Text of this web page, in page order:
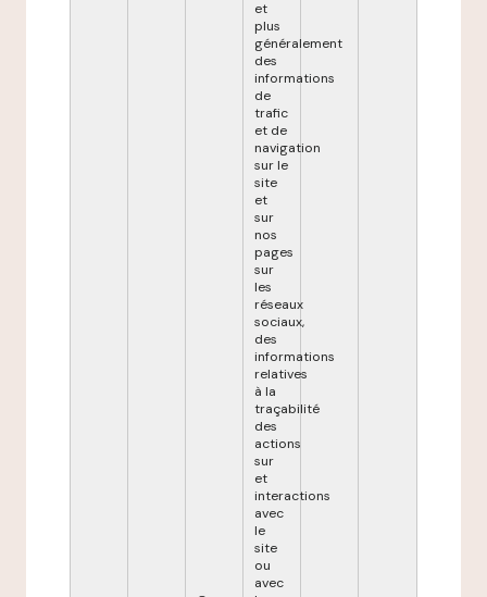
et
plus
généralement
des
informations
de
trafic
et de
navigation
sur le
site
et
sur
nos
pages
sur
les
réseaux
sociaux,
des
informations
relatives
à la
traçabilité
des
actions
sur
et
interactions
avec
le
site
ou
avec